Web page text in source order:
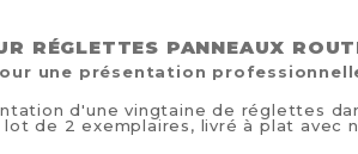
RÉGLETTES PANNEAUX
une présentation
d'une vingtaine de réglettes
de 2 exemplaires, livré à plat avec